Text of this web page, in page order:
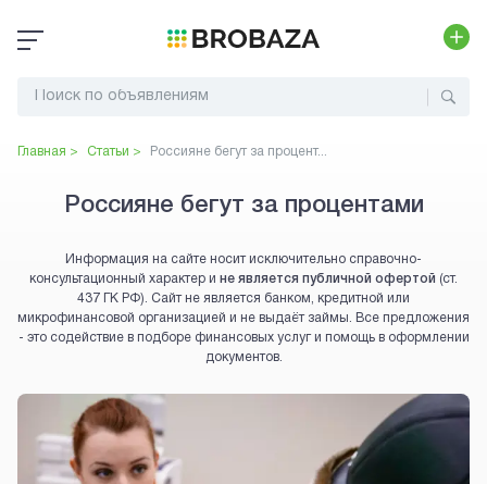
Главная > Статьи > Россияне бегут за процент...
Россияне бегут за процентами
Информация на сайте носит исключительно справочно-
консультационный характер и не является публичной офертой (ст.
437 ГК РФ). Сайт не является банком, кредитной или
микрофинансовой организацией и не выдаёт займы. Все предложения
- это содействие в подборе финансовых услуг и помощь в оформлении
документов.